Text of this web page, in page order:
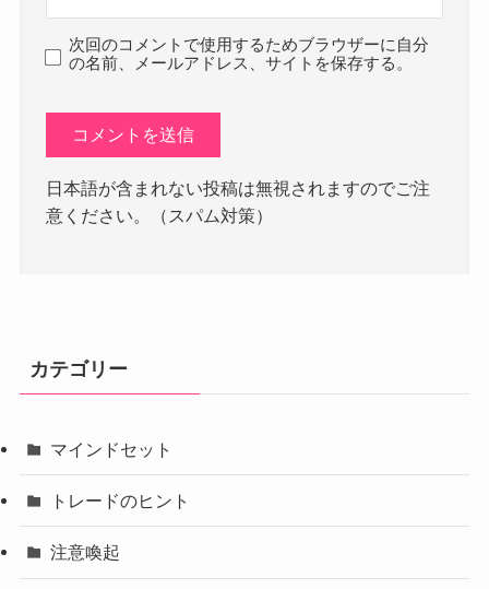
次回のコメントで使用するためブラウザーに自分
の名前、メールアドレス、サイトを保存する。
日本語が含まれない投稿は無視されますのでご注
意ください。（スパム対策）
カテゴリー
マインドセット
トレードのヒント
注意喚起